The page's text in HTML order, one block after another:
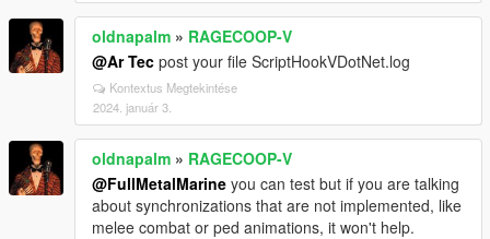
oldnapalm » RAGECOOP-V
@Ar Tec post your file ScriptHookVDotNet.log
Kontextus Megtekintése
2024. január 3.
oldnapalm » RAGECOOP-V
@FullMetalMarine you can test but if you are talking
about synchronizations that are not implemented, like
melee combat or ped animations, it won't help.